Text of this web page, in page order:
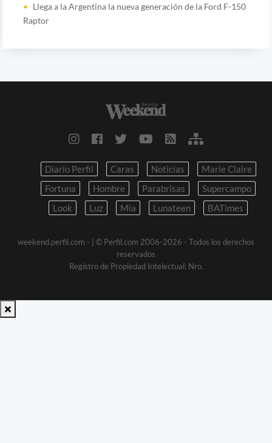
Llega a la Argentina la nueva generación de la Ford F-150
Raptor
Diario Perfil Caras Noticias
Marie Claire
Fortuna
Hombre Parabrisas
Supercampo
Look
Luz Mia Lunateen BATimes
weekend.perfil.com -
| © Perfil.com 2006-2026 - Todos los derechos
reservados
Registro de Propiedad Intelectual: Nro.